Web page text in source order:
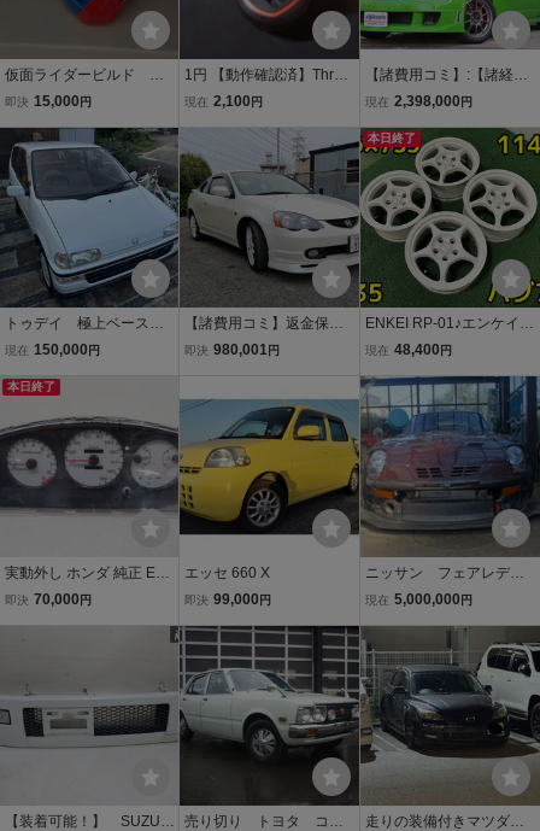
仮面ライダービルド マ
スク ヘルメット
即決 15,000 円
1円 【動作確認済】Thrust
master T500RS シフター
ル スラストマスター 本
体のみ TH8S シフトレバ
ー PS4 PC
現在 2,100 円
【諸費用コミ】:【諸経費
コミ】【中古車☆大阪☆
ラタイプR 2.0 D席レカロ
RS-Gシート・GTウィン
現在 2,398,000 円
トゥデイ 極上ベース
低走行 倉庫長期保管 j
現在 150,000 円
【諸費用コミ】返金保証
付:神奈川発 平成13年 ホ
即決 980,001円
本日終了
ENKEI RP-01♪エンケイ 1
6×7JJ PCD114.3 5H +35
サー シルビア 等に♪ホイ
ール4本♪即納♪2606W35
現在 48,400 円
本日終了
実動外し ホンダ 純正 EG6
シビック B16A MT スピー
即決 70,000 円
エッセ 660 X
即決 99,000 円
ニッサン フェアレディZ
HS30 47年式 RB26非
現在 5,000,000 円
【装着可能！】 SUZUKI
売り切り トヨタ コロ
走りの装備付きマツダス